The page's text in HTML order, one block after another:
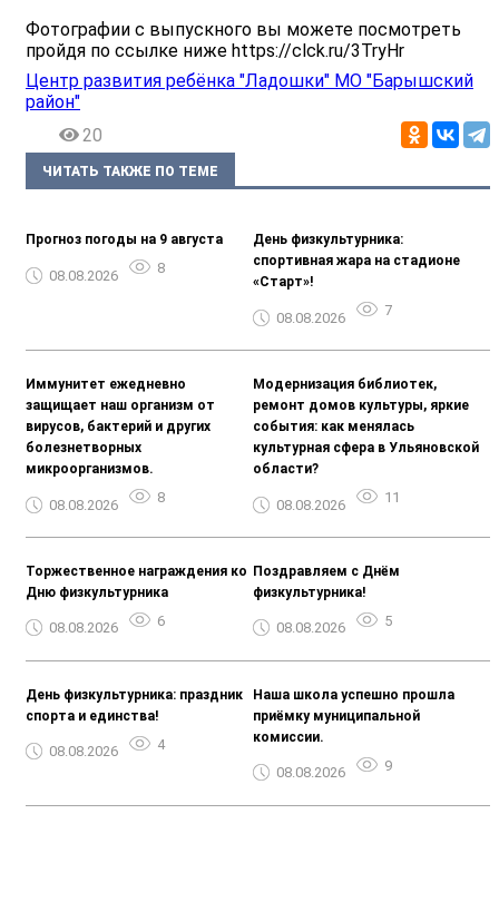
Фотографии с выпускного вы можете посмотреть
пройдя по ссылке ниже https://clck.ru/3TryHr
Центр развития ребёнка "Ладошки" МО "Барышский
район"
20
ЧИТАТЬ ТАКЖЕ ПО ТЕМЕ
Прогноз погоды на 9 августа
08.08.2026 8
День физкультурника:
спортивная жара на стадионе
«Старт»!
08.08.2026 7
Иммунитет ежедневно
защищает наш организм от
вирусов, бактерий и других
болезнетворных
микроорганизмов.
08.08.2026 8
Модернизация библиотек,
ремонт домов культуры, яркие
события: как менялась
культурная сфера в Ульяновской
области?
08.08.2026 11
Торжественное награждения ко
Дню физкультурника
08.08.2026 6
Поздравляем с Днём
физкультурника!
08.08.2026 5
День физкультурника: праздник
спорта и единства!
08.08.2026 4
Наша школа успешно прошла
приёмку муниципальной
комиссии.
08.08.2026 9